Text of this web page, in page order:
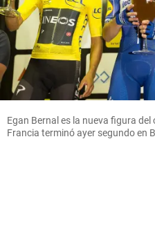
Egan Bernal es la nueva figura
Francia terminó ayer segundo en